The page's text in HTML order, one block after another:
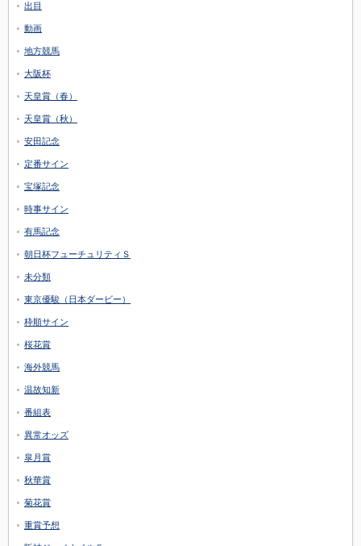
出目
動画
地方競馬
大阪杯
天皇賞（春）
天皇賞（秋）
安田記念
定番サイン
宝塚記念
時事サイン
有馬記念
朝日杯フューチュリティＳ
未分類
東京優駿（日本ダービー）
枠順サイン
桜花賞
海外競馬
温故知新
番組表
異常オッズ
皐月賞
秋華賞
菊花賞
重賞予想